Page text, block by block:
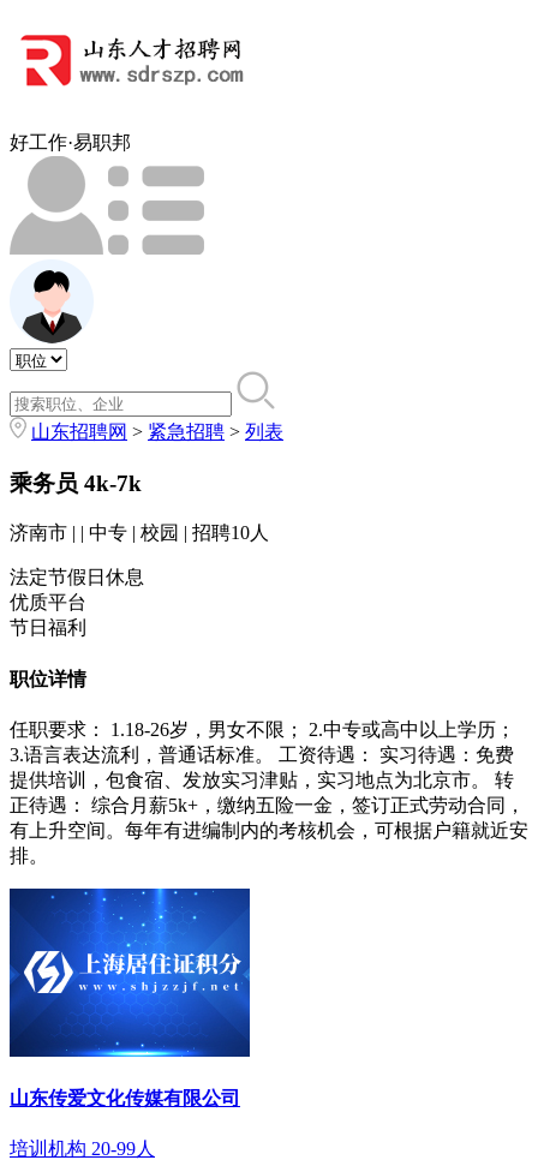
好工作·易职邦
山东招聘网 > 紧急招聘 > 列表
乘务员 4k-7k
济南市 | | 中专 | 校园 | 招聘10人
法定节假日休息
优质平台
节日福利
职位详情
任职要求： 1.18-26岁，男女不限； 2.中专或高中以上学历；
3.语言表达流利，普通话标准。 工资待遇： 实习待遇：免费
提供培训，包食宿、发放实习津贴，实习地点为北京市。 转
正待遇： 综合月薪5k+，缴纳五险一金，签订正式劳动合同，
有上升空间。每年有进编制内的考核机会，可根据户籍就近安
排。
山东传爱文化传媒有限公司
培训机构 20-99人